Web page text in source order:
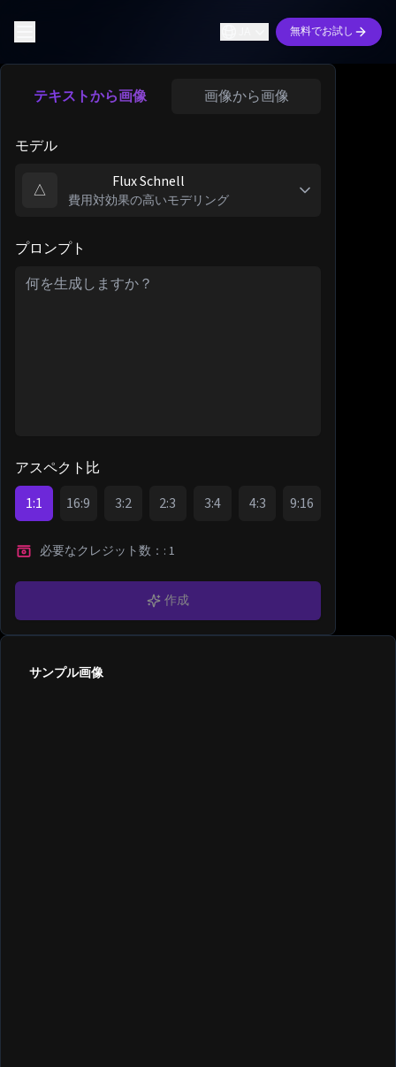
無料でお試し
テキストから画像 画像から画像
モデル
△ Flux Schnell
費用対効果の高いモデリング
プロンプト
アスペクト比
1:1
16:9 3:2 2:3 3:4 4:3 9:16
必要なクレジット数： : 1
作成
サンプル画像